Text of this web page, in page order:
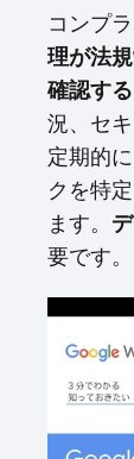
コンプ
理が法
確認す
況、セ
定期的
クを特
ます。
要です。